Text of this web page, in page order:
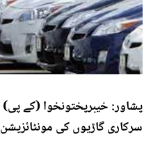
پشاور: خیبرپختونخوا (کے
سرکاری گاڑیوں کی